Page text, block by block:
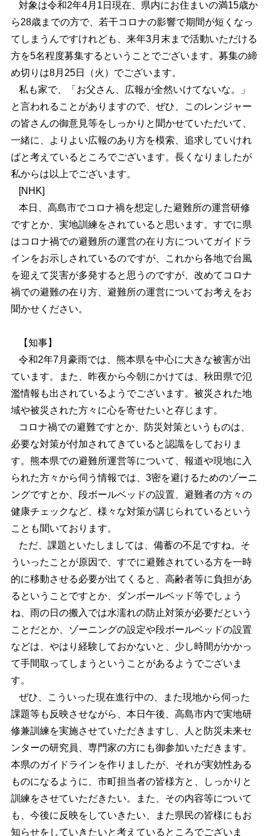
対象は令和2年4月1日現在、県内にお住まいの満15歳か
ら28歳までの方で、若干コロナの影響で期間が短くなっ
てしまうんですけれども、来年3月末まで活動いただける
方を5名程度募集するということでございます。募集の締
め切りは8月25日（火）でございます。
私も家で、「お父さん、広報が全然いけてないな。」
と言われることがありますので、ぜひ、このレンジャー
の皆さんの御意見等をしっかりと聞かせていただいて、
一緒に、よりよい広報のあり方を模索、追求していけれ
ばと考えているところでございます。長くなりましたが
私からは以上でございます。
[NHK]
本日、高島市でコロナ禍を想定した避難所の運営研修
ですとか、実地訓練をされていると思います。すでに県
はコロナ禍での避難所の運営の在り方についてガイドラ
インをお示しされているのですが、これから各地で台風
を迎えて災害が多発すると思うのですが、改めてコロナ
禍での避難の在り方、避難所の運営についてお考えをお
聞かせください。
【知事】
令和2年7月豪雨では、熊本県を中心に大きな被害が出
ています。また、昨夜から今朝にかけては、秋田県で氾
濫情報も出されているようでございます。被災された地
域や被災された方々に心を寄せたいと存じます。
コロナ禍での避難ですとか、防災対策というものは、
必要な対策が付加されてきていると認識をしておりま
す。熊本県での避難所運営等について、報道や現地に入
られた方々から伺う情報では、3密を避けるためのゾーニ
ングですとか、段ボールベッドの設置、避難者の方々の
健康チェックなど、様々な対策が講じられているという
ことも聞いております。
ただ、課題といたしましては、備蓄の不足ですね。そ
ういったことが原因で、すでに避難されている方を一時
的に移動させる必要が出てくると、高齢者等に負担があ
るということですとか、ダンボールベッド等でしょう
ね、雨の日の搬入では水濡れの防止対策が必要だという
ことだとか、ゾーニングの設定や段ボールベッドの設置
などは、やはり経験しておかないと、少し時間がかかっ
て手間取ってしまうということがあるようでございま
す。
ぜひ、こういった現在進行中の、また現地から伺った
課題等も反映させながら、本日午後、高島市内で実地研
修兼訓練を実施させていただきますし、人と防災未来セ
ンターの研究員、専門家の方にも御参加いただきます。
本県のガイドラインを作りましたが、それが実効性ある
ものになるように、市町担当者の皆様方と、しっかりと
訓練をさせていただきたい。また、その内容等について
も、今後に反映をしていきたい、また県民の皆様にもお
知らせをしていきたいと考えているところでございま